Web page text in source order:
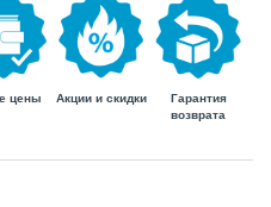
цены Акции и скидки
Гарантия
возврата